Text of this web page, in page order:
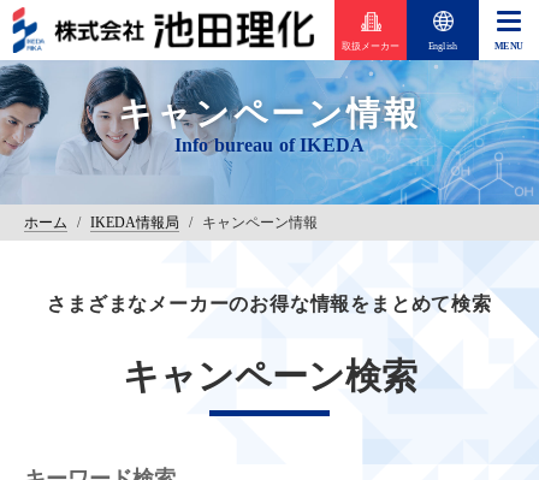
取扱メーカー English
キャンペーン情報
ホーム / IKEDA情報局 / キャンペーン情報
さまざまなメーカーのお得な情報をまとめて検索
キャンペーン検索